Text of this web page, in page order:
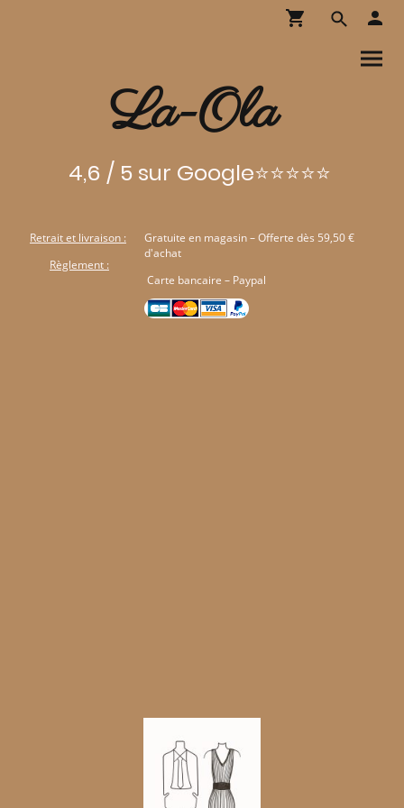
La-Ola
4,6 / 5 sur Google⭐⭐⭐⭐⭐
Retrait et livraison :
Règlement :
Gratuite en magasin – Offerte dès 59,50 €
d'achat
Carte bancaire – Paypal